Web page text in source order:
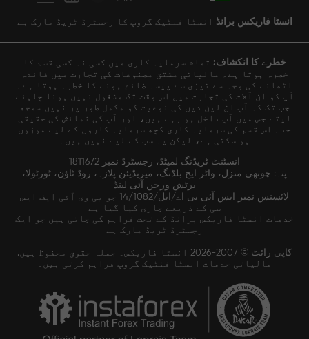
انسٹا فاریکس برانڈ انسٹا فنٹیک گروپ کا رجسٹرڈ ٹریڈ مارک ہے
خطرے کا انکشاف: تمام سرمایہ کاری میں کسی نہ کسی قسم کا
خطرہ ہوتا ہے۔ مالیاتی مشتق مصنوعات کی تجارت میں فائدہ
اٹھانے کی وجہ سے تیزی سے پیسہ ضائع ہونے کا خطرہ ہوتا ہے۔
آپ کو ان آلات کی تجارت میں اس وقت تک مشغول نہیں ہونا چاہئے
جب تک کہ آپ ان لین دین کی نوعیت کو مکمل طور پر نہیں سمجھ
لیتے جس میں آپ داخل ہو رہے ہیں، اور آپ کی نمائش کی حقیقی
حد۔ اس قسم کی سرمایہ کاری کچھ سرمایہ کاروں کے لیے موزوں
ہو سکتی ہے، لیکن یہ سب کے لیے نہیں ہیں۔
انسٹنٹ ٹریڈنگ لمیٹڈ، رجسٹرڈ نمبر 1811672
پتہ: چوتھی منزل، واٹر ایج بلڈنگ، میریڈیئن پلازہ، روڈ ٹاؤن، ٹورٹولا،
برٹش ورجن آئی لینڈ
لائسنس نمبر ایس آئی بی اے/ایل/14/1082 جو بی وی آئی ایف ایس
سی کے ذریعے جاری کیا گیا ہے
خدمات انسٹا فاریکس برانڈ کے تحت فراہم کی جاتی ہیں جو ایک
رجسٹرڈ ٹریڈ مارک ہے
کاپی رائٹ © 2007-2026 انسٹا فاریکس۔ جملہ حقوق محفوظ ہیں.
مالیاتی خدمات انسٹا فنٹیک گروپ فراہم کرتی ہیں۔